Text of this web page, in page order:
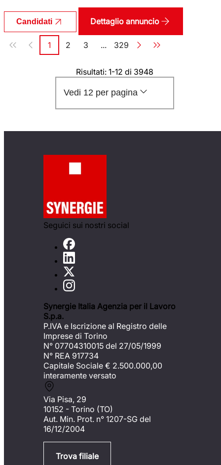
Candidati Dettaglio annuncio
Paginazione
Pagina
1 Pagina
2 Pagina
3 ... Pagina
329
Risultati: 1-12 di 3948
Vedi 12 per pagina
Seguici sui nostri social
Synergie Italia Agenzia per il Lavoro
S.p.a.
P.IVA e Iscrizione al Registro delle
Imprese di Torino
N° 07704310015 del 27/05/1999
N° REA 917734
Capitale Sociale € 2.500.000,00
interamente versato
Via Pisa, 29
10152 - Torino (TO)
Aut. Min. Prot. n° 1207-SG del
16/12/2004
Trova filiale